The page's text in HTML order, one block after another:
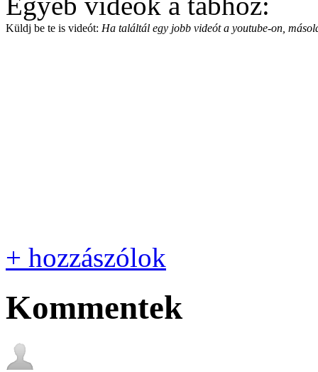
Küldj be te is videót: Ha találtál egy jobb videót a youtube-on,
+ hozzászólok
Kommentek